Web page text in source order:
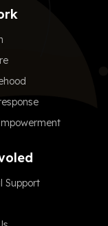
Support